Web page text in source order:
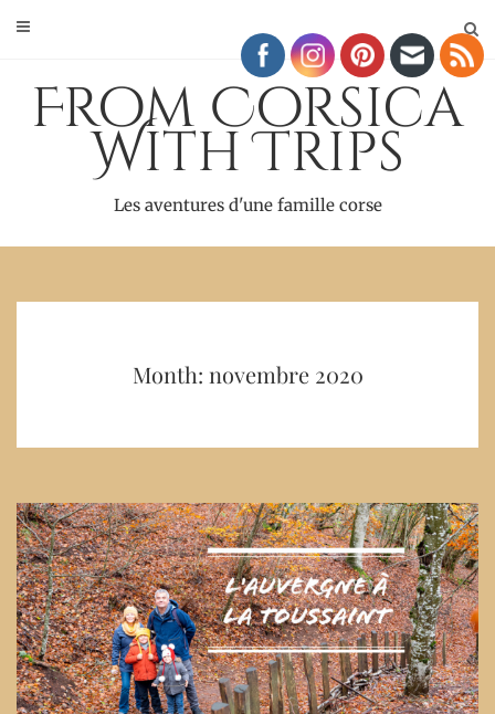
From Corsica
With Trips
Les aventures d'une famille corse
Month: novembre 2020